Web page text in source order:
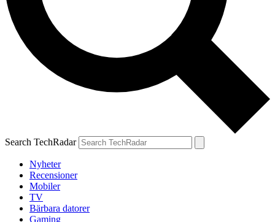
Search TechRadar
Nyheter
Recensioner
Mobiler
TV
Bärbara datorer
Gaming